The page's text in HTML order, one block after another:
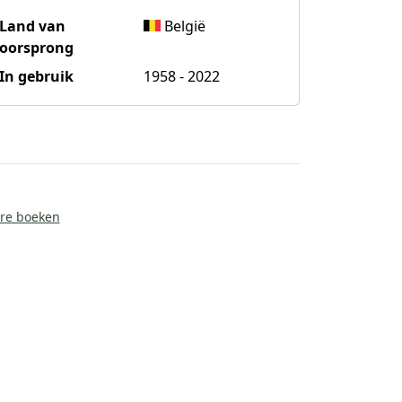
Land van
oorsprong
België
In gebruik 1958 - 2022
boeken